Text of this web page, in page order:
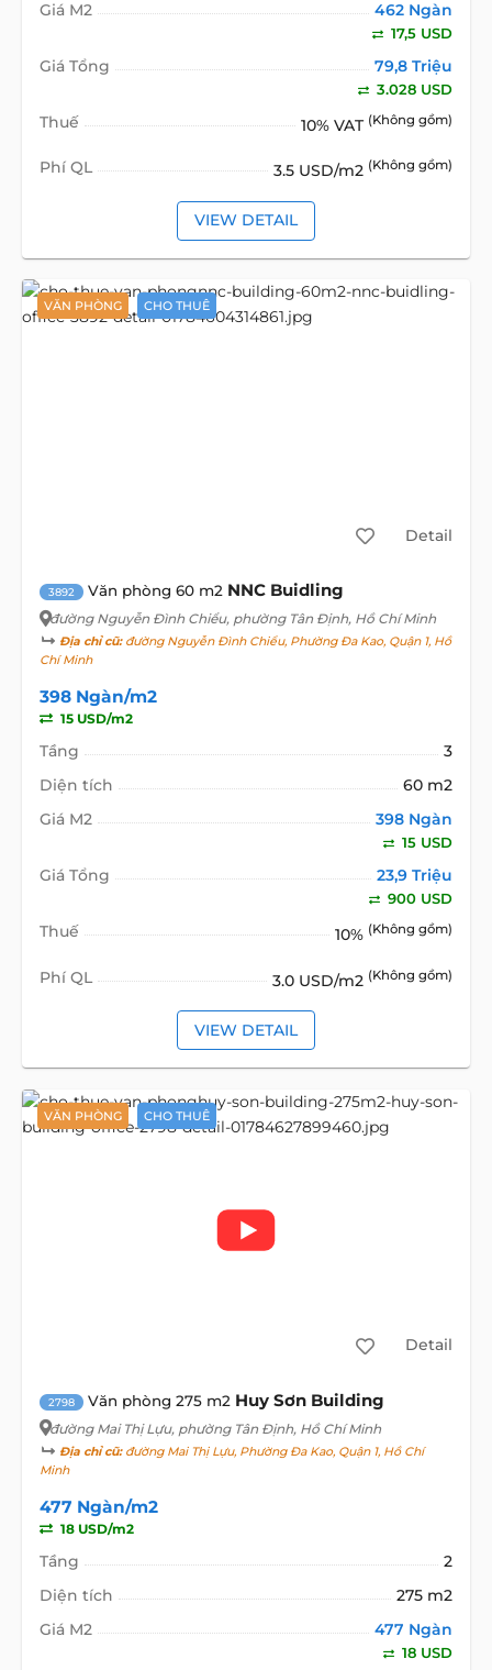
Giá M2
462 Ngàn
17,5 USD
Giá Tổng 79,8 Triệu
3.028 USD
Thuế 10% VAT (Không gồm)
Phí QL 3.5 USD/m2 (Không gồm)
VIEW DETAIL
VĂN PHÒNG CHO THUÊ
Detail
3892 Văn phòng 60 m2 NNC Buidling
đường Nguyễn Đình Chiểu, phường Tân Định, Hồ Chí Minh
Địa chỉ cũ:đường Nguyễn Đình Chiểu, Phường Đa Kao, Quận 1, Hồ
Chí Minh
398 Ngàn/m2
15 USD/m2
Tầng
3
Diện tích
60 m2
Giá M2
398 Ngàn
15 USD
Giá Tổng 23,9 Triệu
900 USD
Thuế 10% (Không gồm)
Phí QL 3.0 USD/m2 (Không gồm)
VIEW DETAIL
VĂN PHÒNG CHO THUÊ
Detail
2798 Văn phòng 275 m2 Huy Sơn Building
đường Mai Thị Lựu, phường Tân Định, Hồ Chí Minh
Địa chỉ cũ:đường Mai Thị Lựu, Phường Đa Kao, Quận 1, Hồ Chí
Minh
477 Ngàn/m2
18 USD/m2
Tầng
2
Diện tích
275 m2
Giá M2
477 Ngàn
18 USD